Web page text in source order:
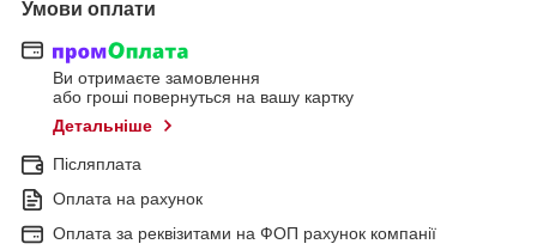
Умови оплати
Ви отримаєте замовлення
або гроші повернуться на вашу картку
Детальніше
Післяплата
Оплата на рахунок
Оплата за реквізитами на ФОП рахунок компанії